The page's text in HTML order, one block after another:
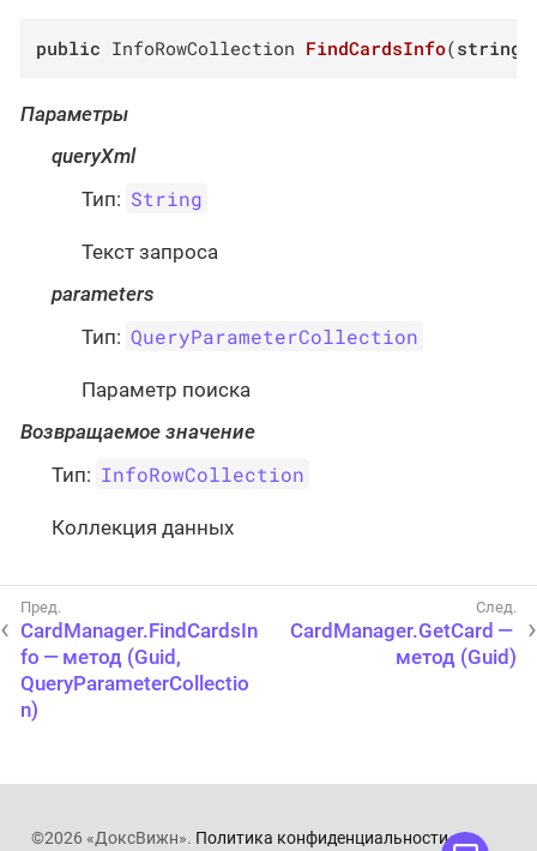
public InfoRowCollection FindCardsInfo(string
Параметры
queryXml
Тип: String
Текст запроса
parameters
Тип: QueryParameterCollection
Параметр поиска
Возвращаемое значение
Тип: InfoRowCollection
Коллекция данных
CardManager.FindCardsIn
fo — метод (Guid,
QueryParameterCollectio
n)
CardManager.GetCard —
метод (Guid)
©2026 «ДоксВижн». Политика конфиденциальности.